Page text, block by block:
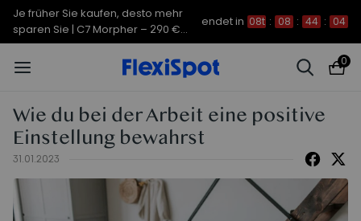
Je früher Sie kaufen, desto mehr
sparen Sie | C7 Morpher – 290 €
Rabatt
endet in 08t : 08 : 44 : 04
0
Wie du bei der Arbeit eine positive
Einstellung bewahrst
31.01.2023